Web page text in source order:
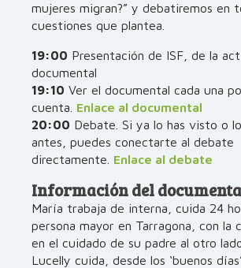
mujeres migran?” y debatiremos en
cuestiones que plantea.
19:00 Presentación de ISF, de la
documental
19:10 Ver el documental cada una
cuenta. Enlace al documental
20:00 Debate. Si ya lo has visto o
antes, puedes conectarte al debate
directamente. Enlace al debate
Información del
María trabaja de interna, cuida 24
persona mayor en Tarragona, con la
en el cuidado de su padre al otro
Lucelly cuida, desde los ‘buenos